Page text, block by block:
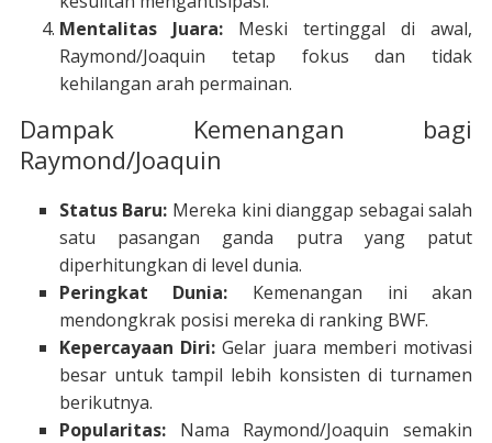
Mentalitas Juara:Meski tertinggal di awal,
Raymond/Joaquin tetap fokus dan tidak
kehilangan arah permainan.
Dampak Kemenangan bagi
Raymond/Joaquin
Status Baru: Mereka kini dianggap sebagai salah
satu pasangan ganda putra yang patut
diperhitungkan di level dunia.
Peringkat Dunia: Kemenangan ini akan
mendongkrak posisi mereka di ranking BWF.
Kepercayaan Diri: Gelar juara memberi motivasi
besar untuk tampil lebih konsisten di turnamen
berikutnya.
Popularitas:Nama Raymond/Joaquin semakin